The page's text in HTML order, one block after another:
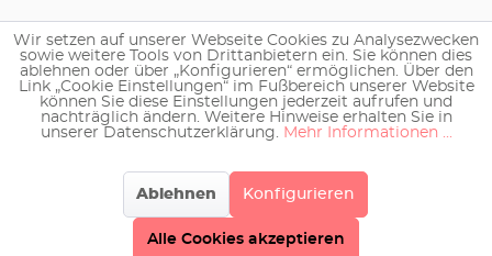
Copyright © 2026 EHEIM GmbH & Co. KG.
Wir setzen auf unserer Webseite Cookies zu Analysezwecken
sowie weitere Tools von Drittanbietern ein. Sie können dies
ablehnen oder über „Konfigurieren“ ermöglichen. Über den
Link „Cookie Einstellungen“ im Fußbereich unserer Website
können Sie diese Einstellungen jederzeit aufrufen und
nachträglich ändern. Weitere Hinweise erhalten Sie in
unserer Datenschutzerklärung. Mehr Informationen ...
Ablehnen Konfigurieren
Alle Cookies akzeptieren